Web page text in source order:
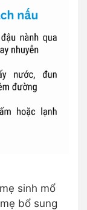
sinh mổ
bổ sung